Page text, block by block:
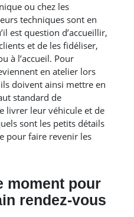
ou chez les
techniques sont en
est question d’accueillir,
et de les fidéliser,
à l’accueil. Pour
en atelier lors
doivent ainsi mettre en
standard de
livrer leur véhicule et de
sont les petits détails
pour faire revenir les
moment pour
rendez-vous